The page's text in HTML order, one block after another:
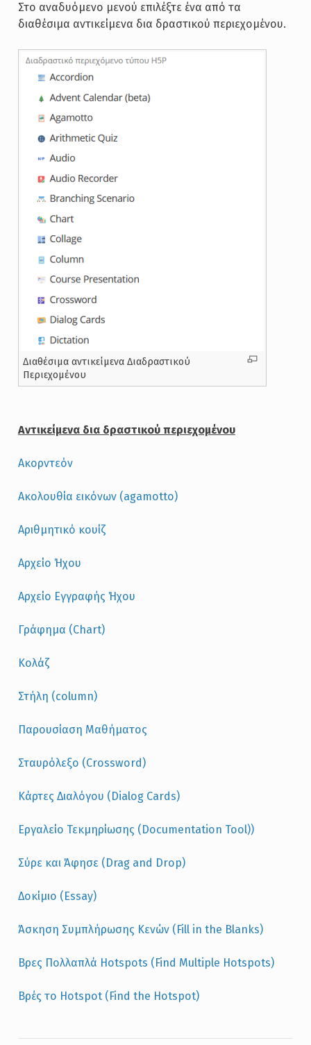
Στο αναδυόμενο μενού επιλέξτε ένα από τα
διαθέσιμα αντικείμενα δια δραστικού περιεχομένου.
Διαθέσιμα αντικείμενα Διαδραστικού
Περιεχομένου
Αντικείμενα δια δραστικού περιεχομένου
Ακορντεόν
Ακολουθία εικόνων (agamotto)
Αριθμητικό κουίζ
Αρχείο Ήχου
Αρχείο Εγγραφής Ήχου
Γράφημα (Chart)
Κολάζ
Στήλη (column)
Παρουσίαση Μαθήματος
Σταυρόλεξο (Crossword)
Κάρτες Διαλόγου (Dialog Cards)
Εργαλείο Τεκμηρίωσης (Documentation Tool))
Σύρε και Άφησε (Drag and Drop)
Δοκίμιο (Essay)
Άσκηση Συμπλήρωσης Κενών (Fill in the Blanks)
Βρες Πολλαπλά Hotspots (Find Multiple Hotspots)
Βρές το Hotspot (Find the Hotspot)